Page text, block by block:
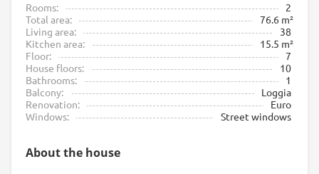
Rooms:
2
Total area:
76.6 m²
Living area:
38
Kitchen area:
15.5 m²
Floor:
7
House floors:
10
Bathrooms:
1
Balcony:
Loggia
Renovation:
Euro
Windows:
Street windows
About the house